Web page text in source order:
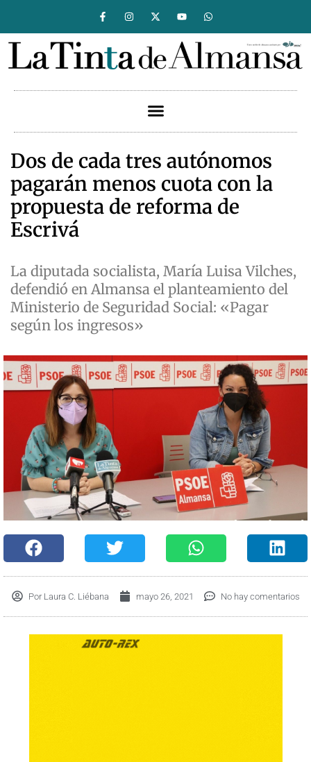
Dos de cada tres autónomos
pagarán menos cuota con la
propuesta de reforma de
Escrivá
La diputada socialista, María Luisa Vilches,
defendió en Almansa el planteamiento del
Ministerio de Seguridad Social: «Pagar
según los ingresos»
PorLaura C. Liébana mayo 26, 2021 No hay comentarios